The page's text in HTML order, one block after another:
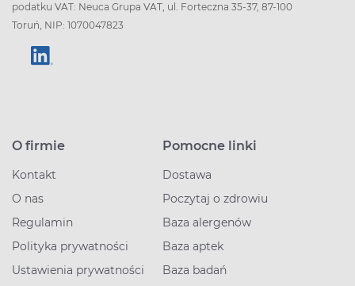
podatku VAT: Neuca Grupa VAT, ul. Forteczna 35-37, 87-100
Toruń, NIP: 1070047823
O firmie
Kontakt
O nas
Regulamin
Polityka prywatności
Ustawienia prywatności
Pomocne linki
Dostawa
Poczytaj o zdrowiu
Baza alergenów
Baza aptek
Baza badań